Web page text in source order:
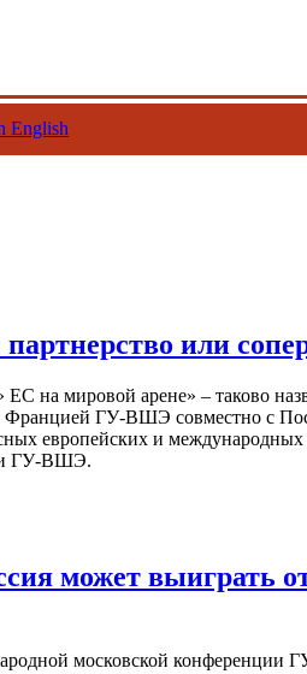
English
или
ЕС на мировой арене» – таково
Францией ГУ-ВШЭ совместно с
европейских и международных
ГУ-ВШЭ.
может выиграть
московской конференции